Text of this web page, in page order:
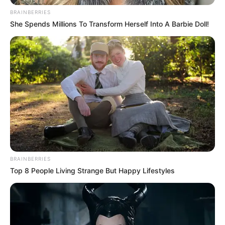
periódicamente reportan el estado de las deudas de sus
Lea más:Reportados en Datacrédito: Aclaran después de
cuánto tiempo vence la deuda
BRAINBERRIES
She Spends Millions To Transform Herself Into A Barbie Doll!
BRAINBERRIES
Top 8 People Living Strange But Happy Lifestyles